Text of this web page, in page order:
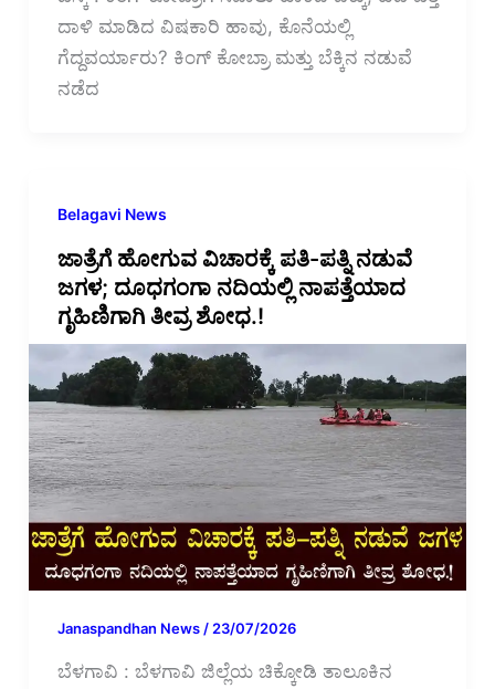
ದಾಳಿ ಮಾಡಿದ ವಿಷಕಾರಿ ಹಾವು, ಕೊನೆಯಲ್ಲಿ
ಗೆದ್ದವರ್ಯಾರು? ಕಿಂಗ್ ಕೋಬ್ರಾ ಮತ್ತು ಬೆಕ್ಕಿನ ನಡುವೆ
ನಡೆದ
Belagavi News
ಜಾತ್ರೆಗೆ ಹೋಗುವ ವಿಚಾರಕ್ಕೆ ಪತಿ-ಪತ್ನಿ ನಡುವೆ
ಜಗಳ; ದೂಧಗಂಗಾ ನದಿಯಲ್ಲಿ ನಾಪತ್ತೆಯಾದ
ಗೃಹಿಣಿಗಾಗಿ ತೀವ್ರ ಶೋಧ.!
Janaspandhan News/23/07/2026
ಬೆಳಗಾವಿ : ಬೆಳಗಾವಿ ಜಿಲ್ಲೆಯ ಚಿಕ್ಕೋಡಿ ತಾಲೂಕಿನ